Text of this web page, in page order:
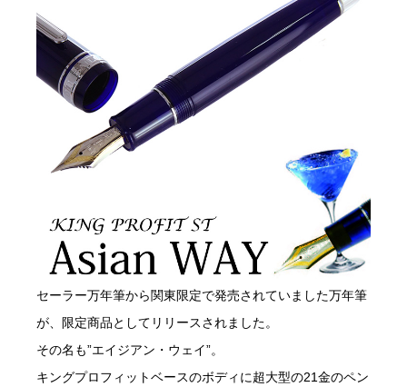
セーラー万年筆から関東限定で発売されていました万年筆
が、限定商品としてリリースされました。
その名も”エイジアン・ウェイ”。
キングプロフィットベースのボディに超大型の21金のペン